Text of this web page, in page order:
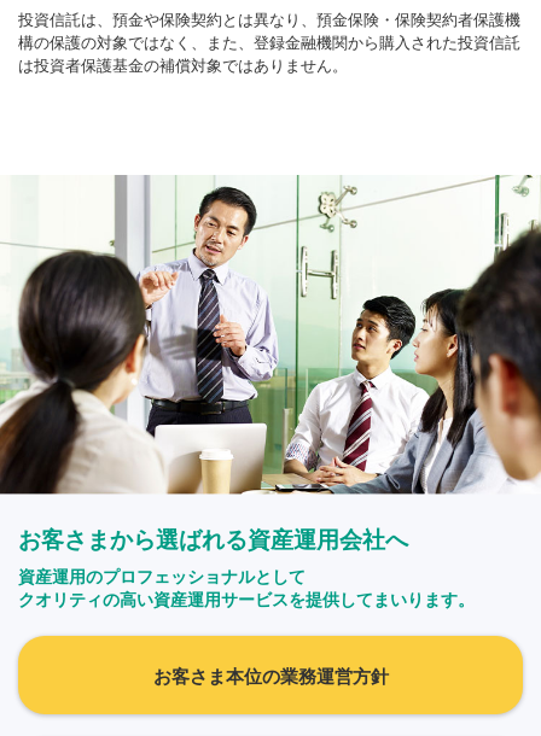
投資信託は、預金や保険契約とは異なり、預金保険・保険契約者保護機
構の保護の対象ではなく、また、登録金融機関から購入された投資信託
は投資者保護基金の補償対象ではありません。
お客さまから選ばれる資産運用会社へ
資産運用のプロフェッショナルとして
クオリティの高い資産運用サービスを提供してまいります。
お客さま本位の業務運営方針